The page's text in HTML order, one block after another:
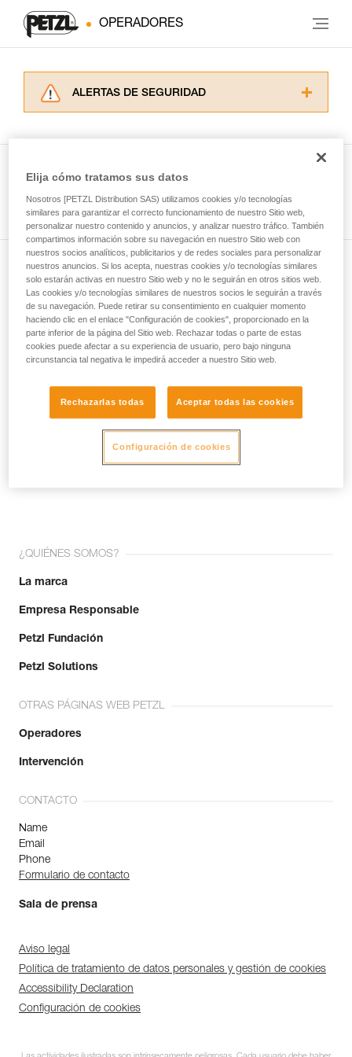
OPERADORES
ALERTAS DE SEGURIDAD
Dominar estas técnicas requiere una formación
y un entrenamiento específico. Confirme a
través de un profesional su capacidad para
ejecutar estas técnicas, solo y con total
seguridad, antes de ejecutarlas de forma
autónoma.
Damos ejemplos de técnicas relacionadas con
su actividad. Pueden existir otras que no
describimos aquí.
Ver todas las técnicas
Suscríbase al boletín
y mantente conectado con nuestras noticias
Email *
¡Únete a la comunidad!
¿QUIÉNES SOMOS?
La marca
Empresa Responsable
Petzl Fundación
Petzl Solutions
OTRAS PÁGINAS WEB PETZL
Operadores
Intervención
CONTACTO
Name
Email
Phone
Formulario de contacto
Sala de prensa
Aviso legal
Política de tratamiento de datos personales y gestión de cookies
Accessibility Declaration
Configuración de cookies
Elija cómo tratamos sus datos
Nosotros [PETZL Distribution SAS) utilizamos cookies y/o tecnologías
similares para garantizar el correcto funcionamiento de nuestro Sitio web,
personalizar nuestro contenido y anuncios, y analizar nuestro tráfico. También
compartimos información sobre su navegación en nuestro Sitio web con
nuestros socios analíticos, publicitarios y de redes sociales para personalizar
nuestros anuncios. Si los acepta, nuestras cookies y/o tecnologías similares
solo estarán activas en nuestro Sitio web y no le seguirán en otros sitios web.
Las cookies y/o tecnologías similares de nuestros socios le seguirán a través
de su navegación. Puede retirar su consentimiento en cualquier momento
haciendo clic en el enlace "Configuración de cookies", proporcionado en la
parte inferior de la página del Sitio web. Rechazar todas o parte de estas
cookies puede afectar a su experiencia de usuario, pero bajo ninguna
circunstancia tal negativa le impedirá acceder a nuestro Sitio web.
Rechazarlas todas Aceptar todas las cookies
Configuración de cookies